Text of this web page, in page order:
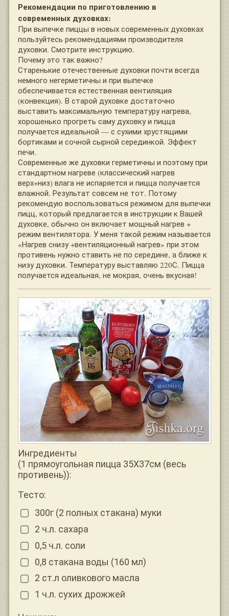
Рекомендации по приготовлению в
современных духовках:
При выпечке пиццы в новых современных духовках
пользуйтесь рекомендациями производителя
духовки. Смотрите инструкцию.
Почему это так важно?
Старенькие отечественные духовки почти всегда
немного негерметичны и при выпечке
обеспечивается естественная вентиляция
(конвекция). В старой духовке достаточно
выставить максимальную температуру нагрева,
хорошенько прогреть саму духовку и пицца
получается идеальной — с сухими хрустящими
бортиками и сочной сырной серединкой. Эффект
печи.
Современные же духовки герметичны и поэтому при
стандартном нагреве (классический нагрев
верх+низ) влага не испаряется и пицца получается
влажной. Результат совсем не тот. Потому
рекомендую воспользоваться режимом для выпечки
пицц, который предлагается в инструкции к Вашей
духовке, обычно он включает мощный нагрев +
режим вентилятора. У меня такой режим называется
«Нагрев снизу +вентиляционный нагрев» при этом
противень нужно ставить не по середине, а ближе к
низу духовки. Температуру выставляю 220С. Пицца
получается идеальная, не мокрая, очень вкусная!
Ингредиенты
(1 прямоугольная пицца 35Х37см (весь
противень)):
Тесто:
300г (2 полных стакана) муки
2 ч.л. сахара
0,5 ч.л. соли
0,8 стакана воды (160 мл)
2 ст.л оливкового масла
1 ч.л. сухих дрожжей